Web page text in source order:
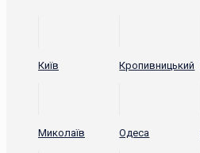
Київ Кропивницький
Миколаїв Одеса